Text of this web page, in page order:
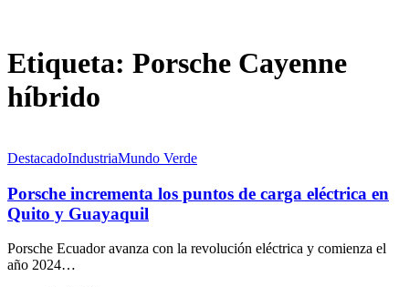
Etiqueta: Porsche Cayenne
híbrido
DestacadoIndustriaMundo Verde
Porsche incrementa los puntos de carga eléctrica en
Quito y Guayaquil
Porsche Ecuador avanza con la revolución eléctrica y comienza el
año 2024…